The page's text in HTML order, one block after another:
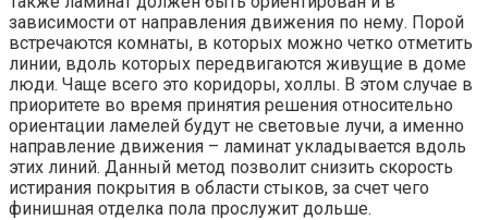
зависимости от направления движения по нему. Порой
встречаются комнаты, в которых можно четко отметить
линии, вдоль которых передвигаются живущие в доме
люди. Чаще всего это коридоры, холлы. В этом случае в
приоритете во время принятия решения относительно
ориентации ламелей будут не световые лучи, а именно
направление движения – ламинат укладывается вдоль
этих линий. Данный метод позволит снизить скорость
истирания покрытия в области стыков, за счет чего
финишная отделка пола прослужит дольше.